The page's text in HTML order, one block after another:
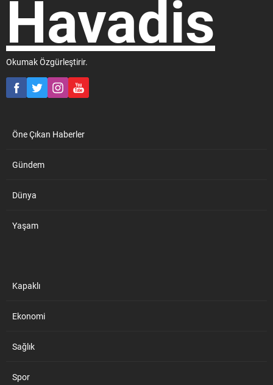
tırıyla, öğrencilere ve
vatandaşlara depremde
karşılaşılabilecek olası riskler,
deprem...
Okumak Özgürleştirir.
Öne Çıkan Haberler
Gündem
Dünya
Yaşam
Kapaklı
Ekonomi
Sağlık
Spor